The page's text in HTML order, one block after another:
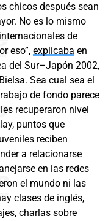
chicos después sean
No es lo mismo
de
eso”, explicaba en
del Sur–Japón 2002,
Sea cual sea el
de fondo parece
recuperaron nivel
puntos que
reciben
a relacionarse
en las redes
el mundo ni las
clases de inglés,
charlas sobre